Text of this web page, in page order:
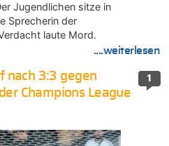
Jugendlichen sitze in
Sprecherin der
laute Mord.
....weiterlesen
1
nach 3:3 gegen
Champions League